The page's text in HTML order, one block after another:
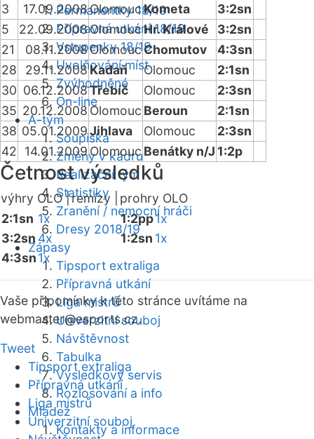
Permanentky 18/19
Přípravná utkání 18/19
Vstupenky 18/19
Uvolňování míst
Zvýhodněné
On-line
A-tým
Soupiska
Změny v kádru
Realizační tým
Statistiky
Zranění / nemocní hráči
Dresy 2018/19
Zápasy
Tipsport extraliga
Přípravná utkání
Liga mistrů
Univerzitní souboj
Návštěvnost
Tabulka
Výsledkový servis
Rozlosování a info
Mládež
Kontakty a informace
3 17.09.2008OlomoucKometa
3:2sn
5
22.09.2008OlomoucHr. Králové
3:2sn
21
08.11.2008OlomoucChomutov
4:3sn
28
29.11.2008 Kadaň Olomouc
2:1sn
30 06.12.2008Třebíč Olomouc
2:3sn
35 20.12.2008 Olomouc Beroun
2:1sn
38 05.01.2009Jihlava Olomouc
2:3sn
42
14.01.2009OlomoucBenátky n/J 1:2p
Četnost výsledků
výhry OLO |remízy |
prohry OLO
2:1sn 1x
3:2sn 4x
4:3sn1x
1:2pp1x
1:2sn 1x
Vaše připomínky k této stránce uvítáme na
webmaster@esports.cz.
Tweet
Tipsport extraliga
Přípravná utkání
Liga mistrů
Univerzitní souboj